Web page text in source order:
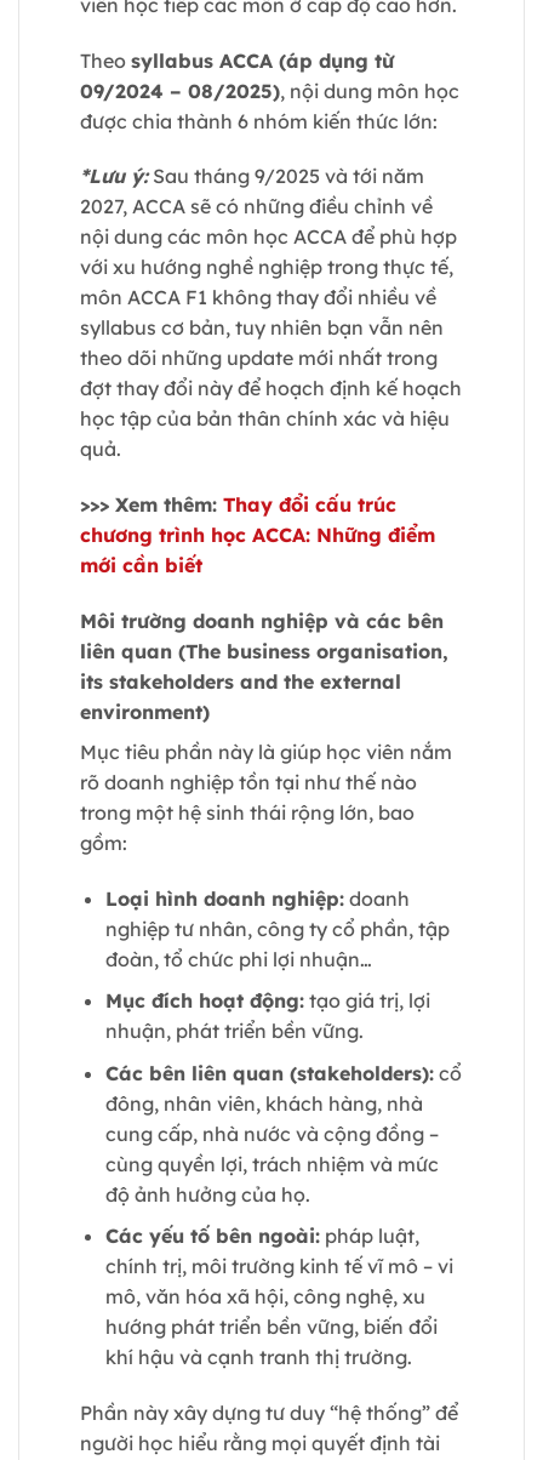
Theo syllabus ACCA (áp dụng từ
09/2024 – 08/2025), nội dung môn học
được chia thành 6 nhóm kiến thức lớn:
*Lưu ý:Sau tháng 9/2025 và tới năm
2027, ACCA sẽ có những điều chỉnh về
nội dung các môn học ACCA để phù hợp
với xu hướng nghề nghiệp trong thực tế,
môn ACCA F1 không thay đổi nhiều về
syllabus cơ bản, tuy nhiên bạn vẫn nên
theo dõi những update mới nhất trong
đợt thay đổi này để hoạch định kế hoạch
học tập của bản thân chính xác và hiệu
quả.
>>> Xem thêm: Thay đổi cấu trúc
chương trình học ACCA: Những điểm
mới cần biết
Môi trường doanh nghiệp và các bên
liên quan (The business organisation,
its stakeholders and the external
environment)
Mục tiêu phần này là giúp học viên nắm
rõ doanh nghiệp tồn tại như thế nào
trong một hệ sinh thái rộng lớn, bao
gồm:
Loại hình doanh nghiệp:doanh
nghiệp tư nhân, công ty cổ phần, tập
đoàn, tổ chức phi lợi nhuận…
Mục đích hoạt động:tạo giá trị, lợi
nhuận, phát triển bền vững.
Các bên liên quan (stakeholders):cổ
đông, nhân viên, khách hàng, nhà
cung cấp, nhà nước và cộng đồng –
cùng quyền lợi, trách nhiệm và mức
độ ảnh hưởng của họ.
Các yếu tố bên ngoài:pháp luật,
chính trị, môi trường kinh tế vĩ mô – vi
mô, văn hóa xã hội, công nghệ, xu
hướng phát triển bền vững, biến đổi
khí hậu và cạnh tranh thị trường.
Phần này xây dựng tư duy “hệ thống” để
người học hiểu rằng mọi quyết định tài